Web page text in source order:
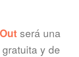
será una
y de